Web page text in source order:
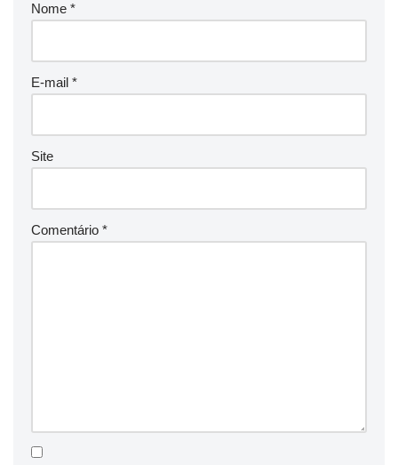
Nome *
E-mail *
Site
Comentário *